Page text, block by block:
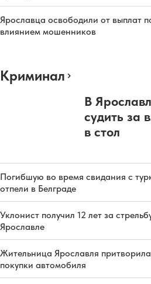
Ярославца освободили от выплат
влиянием мошенников
Криминал
В
судить за
в стол
Погибшую во время свидания с
отпели в Белграде
Уклонист получил 12 лет за
Ярославле
Жительница Ярославля
покупки автомобиля